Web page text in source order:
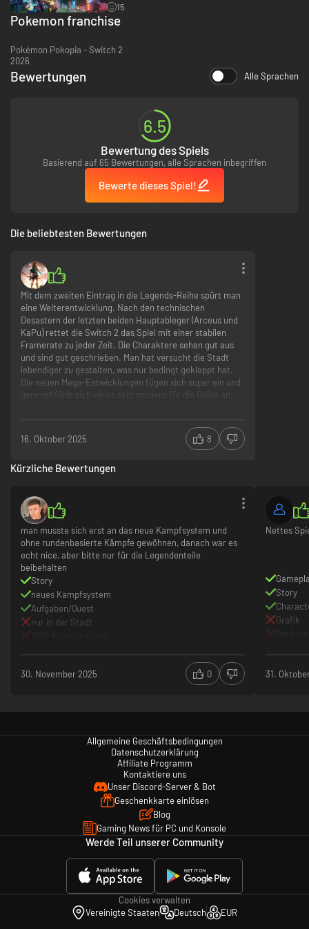
Die Mega-Entwicklung ist zurück!
In Illumina City können Pokémon mit einer Mega-Entwicklung über eine
gewöhnliche Entwicklung hinausgehen! Wenn der Schlüssel-Stein eines
Trainers auf den Mega-Stein eines seiner Pokémon reagiert, wird das
Pokémon nicht einfach nur seine Form und Größe ändern – es wird
15
Pokemon franchise
Pokémon Pokopia - Switch 2
2026
Bewertungen Alle Sprachen
6.5
Bewertung des Spiels
Basierend auf 65 Bewertungen, alle Sprachen inbegriffen
Bewerte dieses Spiel!
Die beliebtesten Bewertungen
Mit dem zweiten Eintrag in die Legends-Reihe spürt man
eine Weiterentwicklung. Nach den technischen
Desastern der letzten beiden Hauptableger (Arceus und
KaPu) rettet die Switch 2 das Spiel mit einer stabilen
Framerate zu jeder Zeit. Die Charaktere sehen gut aus
und sind gut geschrieben. Man hat versucht die Stadt
lebendiger zu gestalten, was nur bedingt geklappt hat.
Die neuen Mega-Entwicklungen fügen sich super ein und
generell fühlt sich vieles sehr modern für die Reihe an.
man sehr viel Spaß mit diesem Spiel haben.
Spannendes Kampfsystem
Pop-ins
16. Oktober 2025 8
Kürzliche Bewertungen
man musste sich erst an das neue Kampfsystem und
ohne rundenbasierte Kämpfe gewöhnen, danach war es
echt nice, aber bitte nur für die Legendenteile
beibehalten
Story
neues Kampfsystem
Aufgaben/Quest
nur in der Stadt
30. November 2025 0
Nettes
Story
Grafik
31.
Allgemeine Geschäftsbedingungen
Datenschutzerklärung
Affiliate Programm
Kontaktiere uns
Unser Discord-Server & Bot
Geschenkkarte einlösen
Blog
Gaming News für PC und Konsole
Werde Teil unserer Community
Cookies verwalten
Vereinigte Staaten
Deutsch EUR